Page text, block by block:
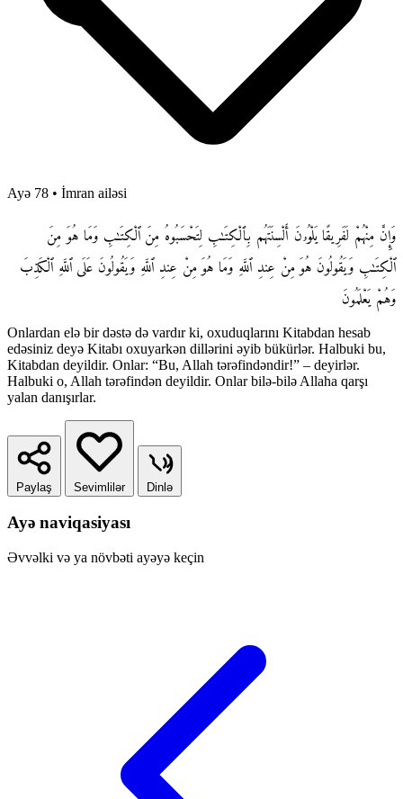
Ayə 78 • İmran ailəsi
وَإِنَّ مِنْهُمْ لَفَرِيقًا يَلْوُۥنَ أَلْسِنَتَهُم بِٱلْكِتَـٰبِ لِتَحْسَبُوهُ مِنَ ٱلْكِتَـٰبِ وَمَا هُوَ مِنَ
ٱلْكِتَـٰبِ وَيَقُولُونَ هُوَ مِنْ عِندِ ٱللَّهِ وَمَا هُوَ مِنْ عِندِ ٱللَّهِ وَيَقُولُونَ عَلَى ٱللَّهِ ٱلْكَذِبَ
وَهُمْ يَعْلَمُونَ
Onlardan elə bir dəstə də vardır ki, oxuduqlarını Kitabdan hesab
edəsiniz deyə Kitabı oxuyarkən dillərini əyib bükürlər. Halbuki bu,
Kitabdan deyildir. Onlar: “Bu, Allah tərəfindəndir!” – deyirlər.
Halbuki o, Allah tərəfindən deyildir. Onlar bilə-bilə Allaha qarşı
yalan danışırlar.
Paylaş Sevimlilər Dinlə
Ayə naviqasiyası
Əvvəlki və ya növbəti ayəyə keçin